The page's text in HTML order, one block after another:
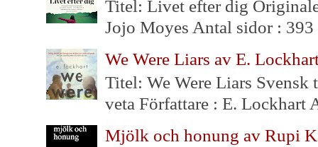
Titel: Livet efter dig
Jojo Moyes Antal sidor :
We Were Liars av E.
Titel: We Were Liars
veta Författare : E. Lockhart
Mjölk och honung av Rupi